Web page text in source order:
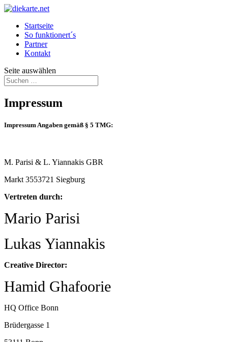
Startseite
So funktionert´s
Partner
Kontakt
Seite auswählen
Impressum
Impressum Angaben gemäß § 5 TMG:
M. Parisi & L. Yiannakis GBR
Markt 3553721 Siegburg
Vertreten durch:
Mario Parisi
Lukas Yiannakis
Creative Director:
Hamid Ghafoorie
HQ Office Bonn
Brüdergasse 1